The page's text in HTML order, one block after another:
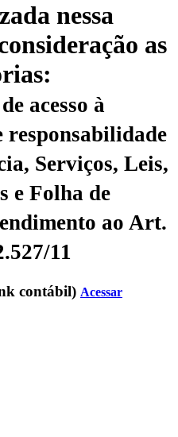
nessa
as
acesso à
Serviços, Leis,
e Folha de
ao Art.
11
contábil) Acessar